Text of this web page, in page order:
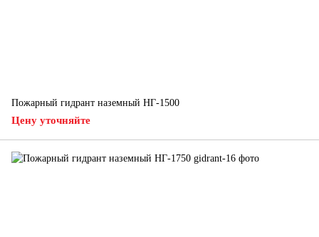
Пожарный гидрант наземный НГ-1500
Цену уточняйте